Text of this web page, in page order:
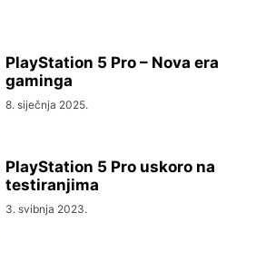
PlayStation 5 Pro – Nova era
gaminga
8. siječnja 2025.
PlayStation 5 Pro uskoro na
testiranjima
3. svibnja 2023.